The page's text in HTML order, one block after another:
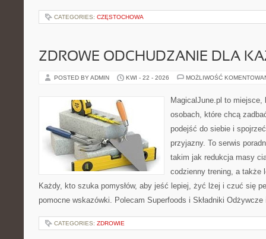
CATEGORIES: CZĘSTOCHOWA
ZDROWE ODCHUDZANIE DLA
POSTED BY ADMIN KWI - 22 - 2026 MOŻLIWOŚĆ
MagicalJune.pl to miejsce,
osobach, które chcą
podejść do siebie i
przyjazny. To serwis
takim jak redukcja masy
codzienny trening, a także
Każdy, kto szuka pomysłów, aby jeść lepiej, żyć lżej i czuć się
pomocne wskazówki. Polecam Superfoods i Składniki
CATEGORIES: ZDROWIE